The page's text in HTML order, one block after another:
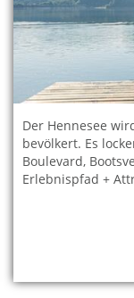
Der Hennesee
bevölkert. Es
Boulevard,
Erlebnispfad +